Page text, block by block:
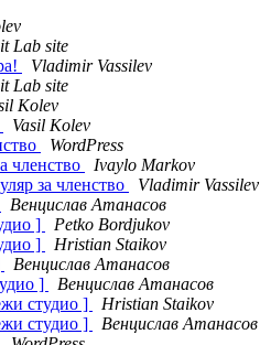
Lab site
Vladimir Vassilev
Lab site
Kolev
Vasil Kolev
WordPress
членство
Ivaylo Markov
за членство
Vladimir Vassilev
Венцислав Атанасов
]
Petko Bordjukov
]
Hristian Staikov
Венцислав Атанасов
]
Венцислав Атанасов
студио ]
Hristian Staikov
студио ]
Венцислав Атанасов